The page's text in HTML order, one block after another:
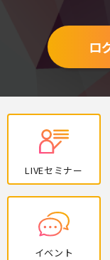
ロ
LIVEセミナー
イベント